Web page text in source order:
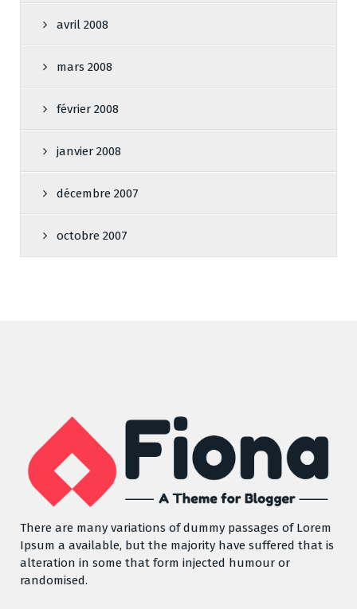
avril 2008
mars 2008
février 2008
janvier 2008
décembre 2007
octobre 2007
There are many variations of dummy passages of Lorem
Ipsum a available, but the majority have suffered that is
alteration in some that form injected humour or
randomised.